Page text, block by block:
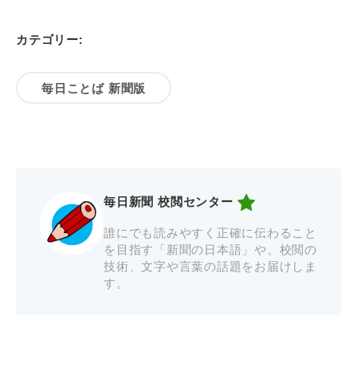
カテゴリー:
毎日ことば 新聞版
毎日新聞 校閲センター
誰にでも読みやすく正確に伝わること
を目指す「新聞の日本語」や、校閲の
技術、文字や言葉の話題をお届けしま
す。